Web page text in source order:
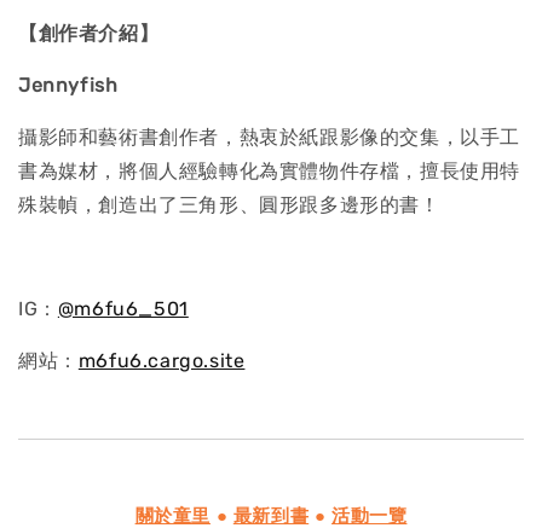
【創作者介紹】
Jennyfish
攝影師和藝術書創作者，熱衷於紙跟影像的交集，以手工
書為媒材，將個人經驗轉化為實體物件存檔，擅長使用特
殊裝幀，創造出了三角形、圓形跟多邊形的書！
IG： @m6fu6_501
網站： m6fu6.cargo.site
關於童里 ● 最新到書 ●活動一覽